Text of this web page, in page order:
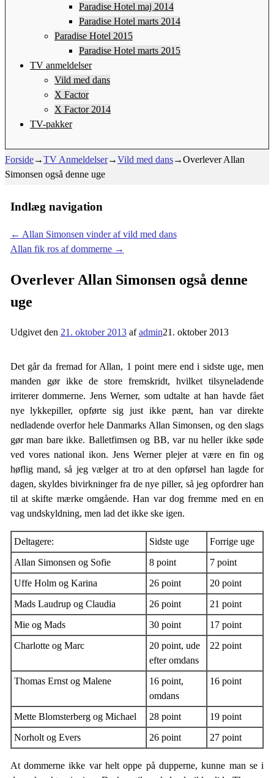
Paradise Hotel maj 2014
Paradise Hotel marts 2014
Paradise Hotel 2015
Paradise Hotel marts 2015
TV anmeldelser
Vild med dans
X Factor
X Factor 2014
TV-pakker
Forside→TV Anmeldelser→Vild med dans→Overlever Allan
Simonsen også denne uge
Indlæg navigation
← Allan Simonsen vinder af vild med dans
Allan fik ros af dommerne →
Overlever Allan Simonsen også denne
uge
Udgivet den 21. oktober 2013 afadmin21. oktober 2013
Det går da fremad for Allan, 1 point mere end i sidste uge, men
manden gør ikke de store fremskridt, hvilket tilsyneladende
irriterer dommerne. Jens Werner, som udtalte at han havde fået
nye lykkepiller, opførte sig just ikke pænt, han var direkte
nedladende overfor hele Danmarks Allan Simonsen, og den slags
gør man bare ikke. Balletfimsen og BB, var nu heller ikke søde
ved vores national ikon. Jens Werner plejer at være en fin og
høflig mand, så jeg vælger at tro at den opførsel han lagde for
dagen, skyldes bivirkninger fra de nye piller, så jeg opfordrer han
til at skifte mærke omgående. Han var dog fremme med en en
vag undskyldning, men lad det ikke ske igen.
Deltagere: Sidste uge
Forrige uge
Allan Simonsen og Sofie
8 point
7 point
Uffe Holm og Karina
26 point
20 point
Mads Laudrup og Claudia
26 point
21 point
Mie og Mads
30 point
17 point
Charlotte og Marc
20 point, ude
efter omdans
22 point
Thomas Ernst og Malene
16 point,
omdans
16 point
Mette Blomsterberg og Michael 28 point
19 point
Norholt og Evers
26 point 27 point
At dommerne ikke var helt oppe på dupperne, kunne man se i